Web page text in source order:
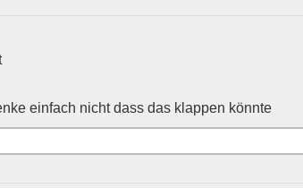
einfach nicht dass das klappen könnte